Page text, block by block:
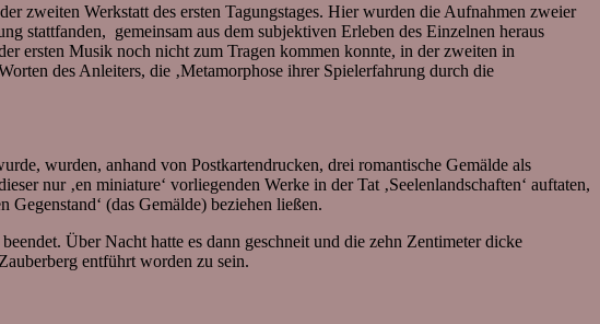
zweiten Werkstatt des ersten Tagungstages. Hier wurden die Aufnahmen zweier
stattfanden, gemeinsam aus dem subjektiven Erleben des Einzelnen heraus
ersten Musik noch nicht zum Tragen kommen konnte, in der zweiten in
des Anleiters, die ‚Metamorphose ihrer Spielerfahrung durch die
wurden, anhand von Postkartendrucken, drei romantische Gemälde als
nur ‚en miniature‘ vorliegenden Werke in der Tat ‚Seelenlandschaften‘ auftaten,
(das Gemälde) beziehen ließen.
Über Nacht hatte es dann geschneit und die zehn Zentimeter dicke
entführt worden zu sein.